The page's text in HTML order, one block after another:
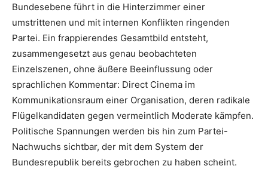
Bundesebene führt in die Hinterzimmer einer
umstrittenen und mit internen Konflikten ringenden
Partei. Ein frappierendes Gesamtbild entsteht,
zusammengesetzt aus genau beobachteten
Einzelszenen, ohne äußere Beeinflussung oder
sprachlichen Kommentar: Direct Cinema im
Kommunikationsraum einer Organisation, deren radikale
Flügelkandidaten gegen vermeintlich Moderate kämpfen.
Politische Spannungen werden bis hin zum Partei-
Nachwuchs sichtbar, der mit dem System der
Bundesrepublik bereits gebrochen zu haben scheint.